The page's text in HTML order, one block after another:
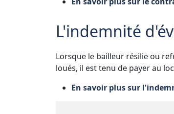
L'indemnité
Lorsque le bailleur résilie ou
loués, il est tenu de payer au
En savoir plus sur